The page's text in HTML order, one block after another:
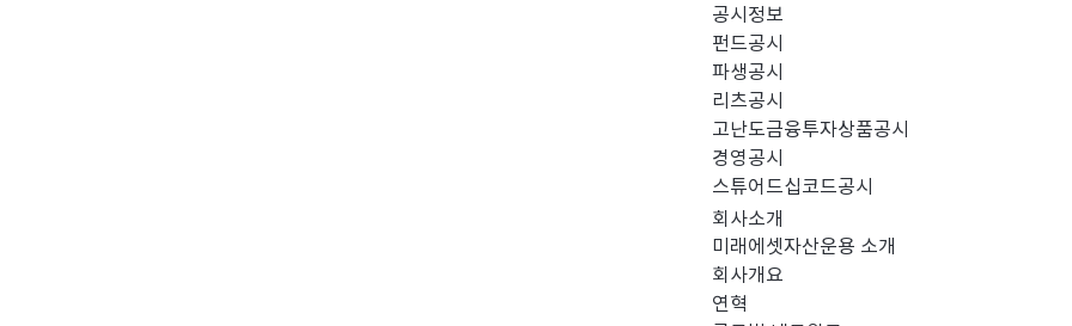
공시정보
펀드공시
파생공시
리츠공시
고난도금융투자상품공시
경영공시
스튜어드십코드공시
회사소개
미래에셋자산운용 소개
회사개요
연혁
검색 결과가 없습니다.